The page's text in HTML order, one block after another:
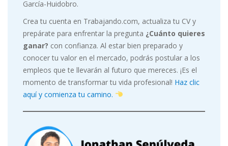
García-Huidobro.
Crea tu cuenta en Trabajando.com, actualiza tu CV y
prepárate para enfrentar la pregunta ¿Cuánto quieres
ganar? con confianza. Al estar bien preparado y
conocer tu valor en el mercado, podrás postular a los
empleos que te llevarán al futuro que mereces. ¡Es el
momento de transformar tu vida profesional! Haz clic
aquí y comienza tu camino.